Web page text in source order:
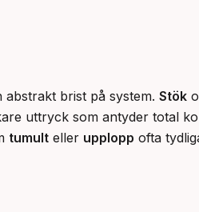
brist på system. Stök
uttryck som antyder total
tumult eller upplopp ofta